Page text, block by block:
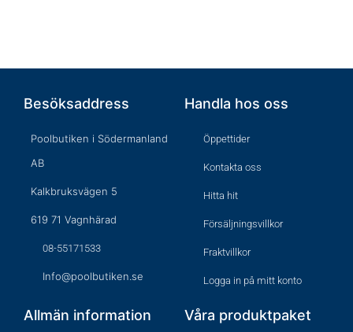
Besöksaddress
Poolbutiken i Södermanland
AB
Kalkbruksvägen 5
619 71 Vagnhärad
08-55171533
Info@poolbutiken.se
Handla hos oss
Öppettider
Kontakta oss
Hitta hit
Försäljningsvillkor
Fraktvillkor
Logga in på mitt konto
Allmän information Våra produktpaket